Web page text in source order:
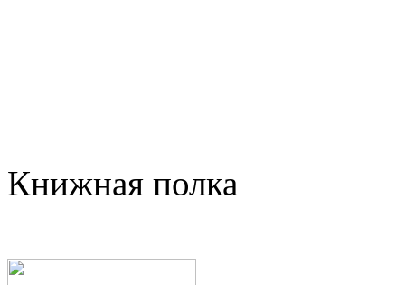
Книжная полка